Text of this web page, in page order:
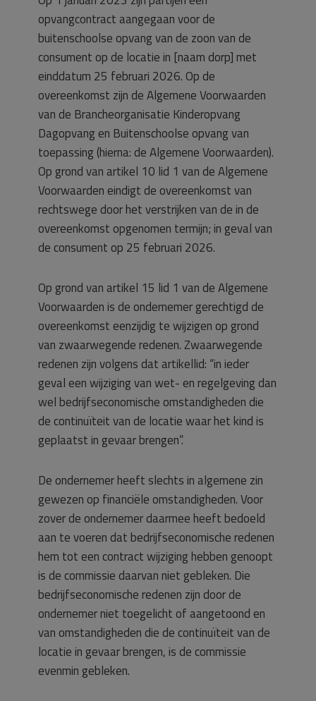
opvangcontract aangegaan voor de
buitenschoolse opvang van de zoon van de
consument op de locatie in [naam dorp] met
einddatum 25 februari 2026. Op de
overeenkomst zijn de Algemene Voorwaarden
van de Brancheorganisatie Kinderopvang
Dagopvang en Buitenschoolse opvang van
toepassing (hierna: de Algemene Voorwaarden).
Op grond van artikel 10 lid 1 van de Algemene
Voorwaarden eindigt de overeenkomst van
rechtswege door het verstrijken van de in de
overeenkomst opgenomen termijn; in geval van
de consument op 25 februari 2026.
Op grond van artikel 15 lid 1 van de Algemene
Voorwaarden is de ondernemer gerechtigd de
overeenkomst eenzijdig te wijzigen op grond
van zwaarwegende redenen. Zwaarwegende
redenen zijn volgens dat artikellid: “in ieder
geval een wijziging van wet- en regelgeving dan
wel bedrijfseconomische omstandigheden die
de continuïteit van de locatie waar het kind is
geplaatst in gevaar brengen”.
De ondernemer heeft slechts in algemene zin
gewezen op financiële omstandigheden. Voor
zover de ondernemer daarmee heeft bedoeld
aan te voeren dat bedrijfseconomische redenen
hem tot een contract wijziging hebben genoopt
is de commissie daarvan niet gebleken. Die
bedrijfseconomische redenen zijn door de
ondernemer niet toegelicht of aangetoond en
van omstandigheden die de continuïteit van de
locatie in gevaar brengen, is de commissie
evenmin gebleken.